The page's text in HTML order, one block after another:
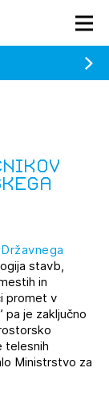
PRIJAVA
Državnega
stavb,
in
promet v
pa je zaključno
telesnih
Ministrstvo za